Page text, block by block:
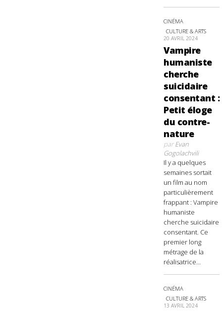
CINÉMA
CULTURE & ARTS
20 AVRIL 2024
Vampire
humaniste
cherche
suicidaire
consentant :
Petit éloge
du contre-
nature
parEvan
Gogolachvili
Il y a quelques
semaines sortait
un film au nom
particulièrement
frappant : Vampire
humaniste
cherche suicidaire
consentant. Ce
premier long
métrage de la
réalisatrice...
CINÉMA
CULTURE & ARTS
13 AVRIL 2024